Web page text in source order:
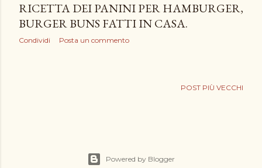
RICETTA DEI PANINI PER HAMBURGER,
BURGER BUNS FATTI IN CASA.
Condividi Posta un commento
POST PIÙ VECCHI
Powered by Blogger